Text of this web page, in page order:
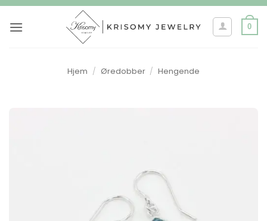
Skip
0
Hjem / Øredobber / Hengende